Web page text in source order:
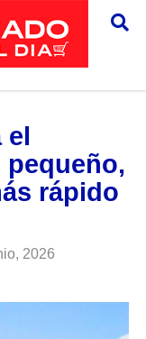
pequeño,
rápido
2026